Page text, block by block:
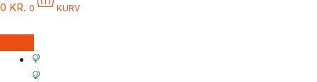
0 KR. 0 KURV